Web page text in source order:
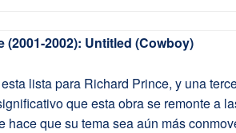
(2001-2002): Untitled (Cowboy)
lista para Richard Prince, y una
que esta obra se remonte a
hace que su tema sea aún más